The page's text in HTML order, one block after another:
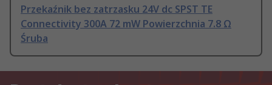
Przekaźnik bez zatrzasku 24V dc SPST TE
Connectivity 300A 72 mW Powierzchnia 7.8 Ω
Śruba